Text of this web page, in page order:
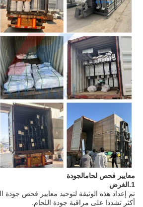
معايير فحص لحامالجودة
1. الغرض
تم إعداد هذه الوثيقة لتوحيد معايير فحص جودة
أكثر تشددا على مراقبة جودة اللحام.